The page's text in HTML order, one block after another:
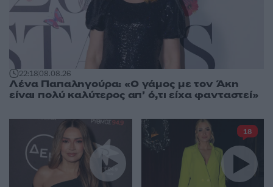
22:1808.08.26
Λένα Παπαληγούρα: «Ο γάμος με τον Άκη
είναι πολύ καλύτερος απ’ ό,τι είχα φανταστεί»
18